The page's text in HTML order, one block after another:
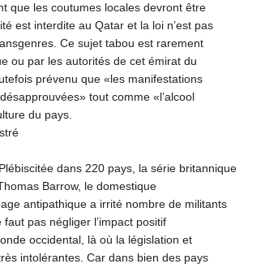
que les coutumes locales devront être
est interdite au Qatar et la loi n’est pas
Ce sujet tabou est rarement
ou par les autorités de cet émirat du
prévenu que «les manifestations
tout comme «l’alcool
du pays.
dans 220 pays, la série britannique
Barrow, le domestique
antipathique a irrité nombre de militants
pas négliger l’impact positif
occidental, là où la législation et
intolérantes. Car dans bien des pays